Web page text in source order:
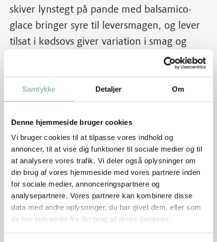
Samtykke Detaljer Om
Denne hjemmeside bruger cookies
Vi bruger cookies til at tilpasse vores indhold og
annoncer, til at vise dig funktioner til sociale medier og til
at analysere vores trafik. Vi deler også oplysninger om
din brug af vores hjemmeside med vores partnere inden
for sociale medier, annonceringspartnere og
analysepartnere. Vores partnere kan kombinere disse
data med andre oplysninger, du har givet dem, eller som
de har indsamlet fra din brug af deres tjenester.
skiver lynstegt på pande med balsamico-
glace bringer syre til leversmagen, og lever
tilsat i kødsovs giver variation i smag og
Skærevejledning